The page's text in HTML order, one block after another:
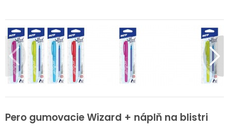
Pero gumovacie Wizard + náplň na blistri